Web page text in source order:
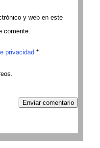
y web en este
comente.
privacidad *
Enviar comentario